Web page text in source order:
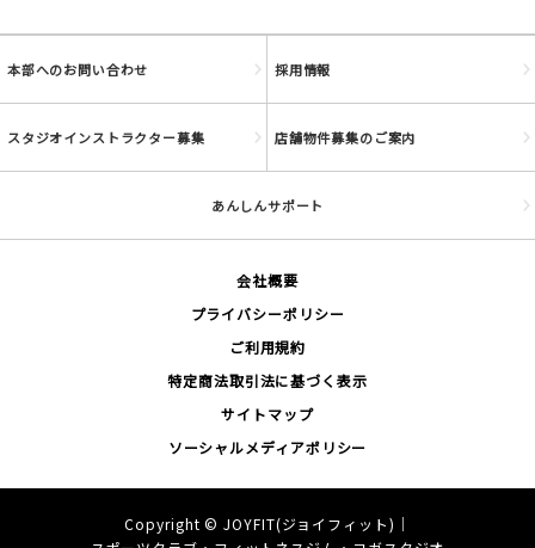
本部へのお問い合わせ 採用情報
スタジオインストラクター募集 店舗物件募集のご案内
あんしんサポート
会社概要
プライバシーポリシー
ご利用規約
特定商法取引法に基づく表示
サイトマップ
ソーシャルメディアポリシー
Copyright ©JOYFIT(ジョイフィット)｜